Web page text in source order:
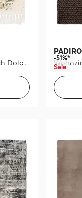
Wohnzimmer Teppich Kurzflorteppich Dolce Vita 425 in multi
PADIRO
-51%*
Sale